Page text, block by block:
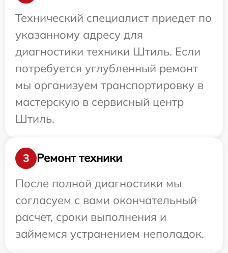
Технический специалист приедет по
указанному адресу для
диагностики техники Штиль. Если
потребуется углубленный ремонт
мы организуем транспортировку в
мастерскую в сервисный центр
Штиль.
3
Ремонт техники
После полной диагностики мы
согласуем с вами окончательный
расчет, сроки выполнения и
займемся устранением неполадок.